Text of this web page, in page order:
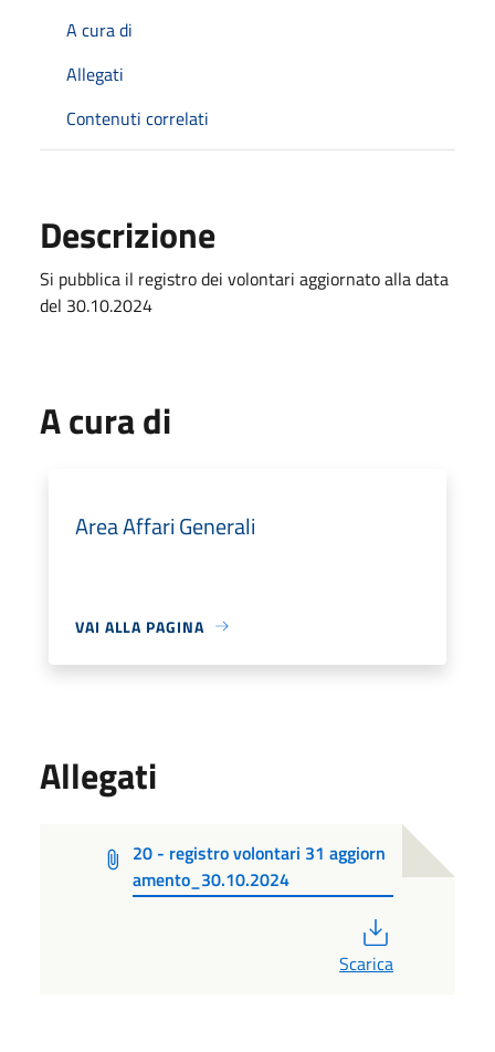
A cura di
Allegati
Contenuti correlati
Descrizione
Si pubblica il registro dei volontari aggiornato alla data
del 30.10.2024
A cura di
Area Affari Generali
VAI ALLA PAGINA
Allegati
20 - registro volontari 31 aggiorn
amento_30.10.2024
Scarica